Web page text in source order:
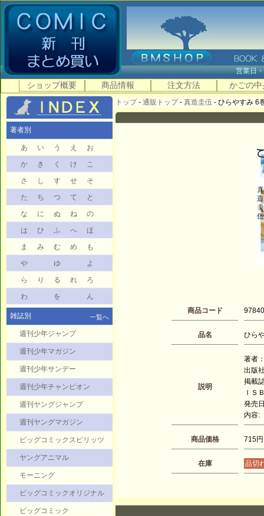
営業
ショップ概要 商品情報 注文方法 かごの中
著者別
あ い う え
お
か
き く け
こ
さ
し す せ
そ
た
ち つ て
と
な
に ぬ ね
の
は
ひ ふ へ
ほ
ま
み む め
も
や
ゆ
よ
ら
り る れ
ろ
わ
を ん
雑誌別 一覧へ
週刊少年ジャンプ
週刊少年マガジン
週刊少年サンデー
週刊少年チャンピオン
週刊ヤングジャンプ
週刊ヤングマガジン
ビッグコミックスピリッツ
ヤングアニマル
モーニング
ビッグコミックオリジナル
ビッグコミック
トップ- 通販トップ- 真造圭伍 - ひらやすみ 6
商品コード
品名 ひら
説明
著者
出版
掲載
ＩＳ
発売
内容:
商品価格 715円
在庫 品切